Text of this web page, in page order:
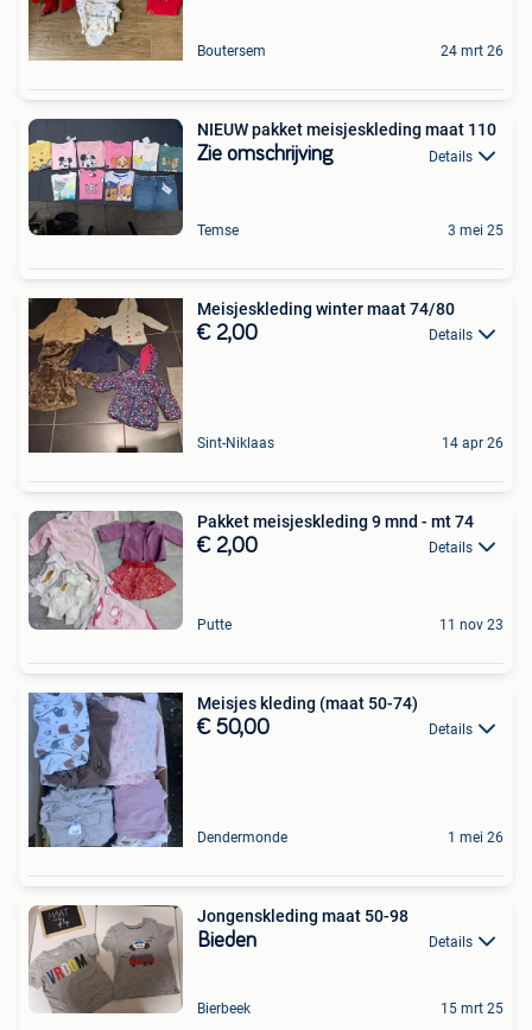
Boutersem 24 mrt 26
NIEUW pakket meisjeskleding maat 110
Zie omschrijving Details
Temse 3 mei 25
Meisjeskleding winter maat 74/80
€ 2,00 Details
Sint-Niklaas 14 apr 26
Pakket meisjeskleding 9 mnd - mt 74
€ 2,00 Details
Putte 11 nov 23
Meisjes kleding (maat 50-74)
€ 50,00 Details
Dendermonde 1 mei 26
Jongenskleding maat 50-98
Bieden Details
Bierbeek 15 mrt 25